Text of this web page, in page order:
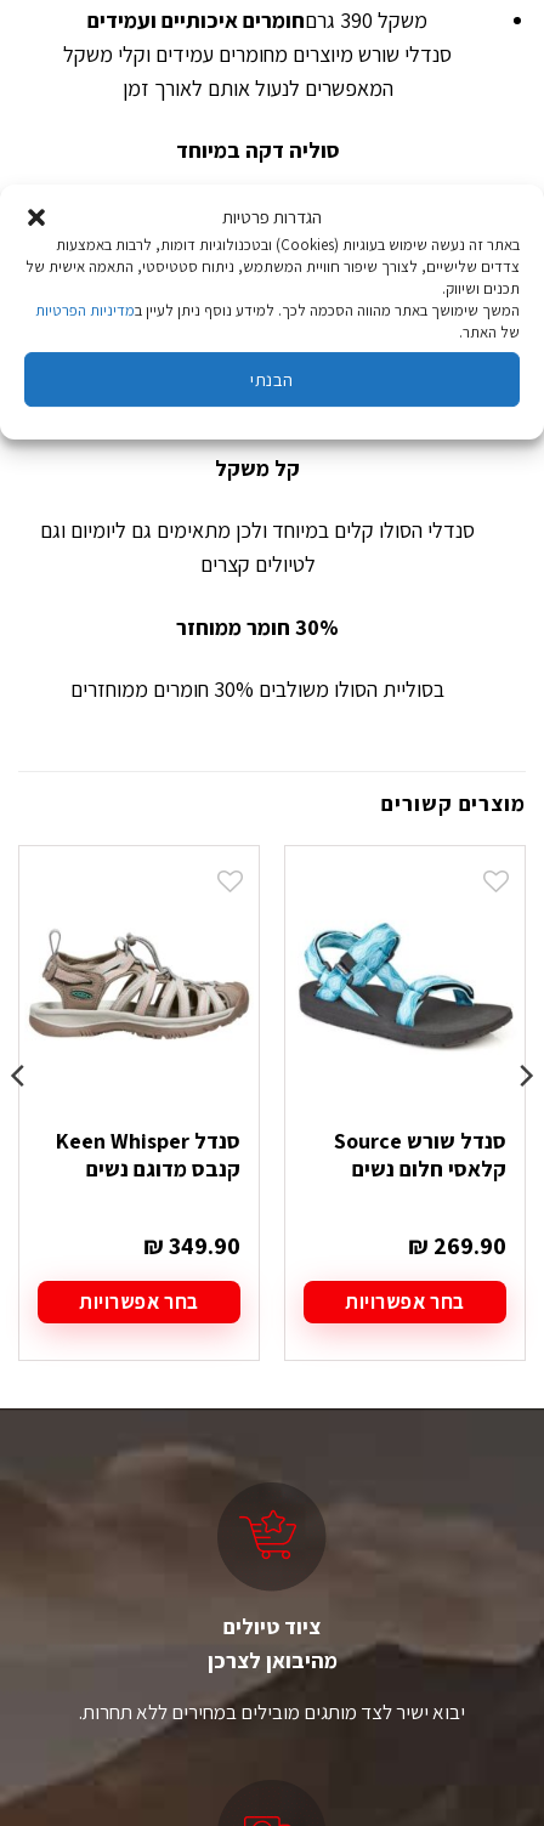
הגדרות פרטיות
באתר זה נעשה שימוש בעוגיות (Cookies) ובטכנולוגיות דומות, לרבות באמצעות
צדדים שלישיים, לצורך שיפור חוויית המשתמש, ניתוח סטטיסטי, התאמה אישית של
תכנים ושיווק.
המשך שימושך באתר מהווה הסכמה לכך. למידע נוסף ניתן לעיין במדיניות הפרטיות
של האתר.
הבנתי
משקל 390 גרם
חומרים איכותיים ועמידים
סנדלי שורש מיוצרים מחומרים עמידים וקלי משקל
המאפשרים לנעול אותם לאורך זמן
סוליה דקה במיוחד
סוליית ברפוט בעובי 12 מ"מ לתנועה טבעית ונינוחה
רפידה אנטי בקטריאלית
שילבנו חומר המונע התפתחות בקטריות בתרכובות החומרים
של הסנדלים. החומר פעיל לכל אורך חיי הסנדל ועוזר למנוע
היווצרות ריחות לא נעימים.
קל משקל
סנדלי הסולו קלים במיוחד ולכן מתאימים גם ליומיום וגם
לטיולים קצרים
30% חומר ממוחזר
בסוליית הסולו משולבים 30% חומרים ממוחזרים
מוצרים קשורים
סנדל שורש Source
קלאסי חלום נשים
₪ 269.90
בחר אפשרויות
זה
מספר
האפשרויות
סנדל Keen Whisper
קנבס מדוגם נשים
₪349.90
בחר אפשרויות
זה
מספר
ניתן
לבחור
האפשרויות
המוצר
ציוד טיולים
מהיבואן לצרכן
יבוא ישיר לצד מותגים מובילים במחירים ללא תחרות.